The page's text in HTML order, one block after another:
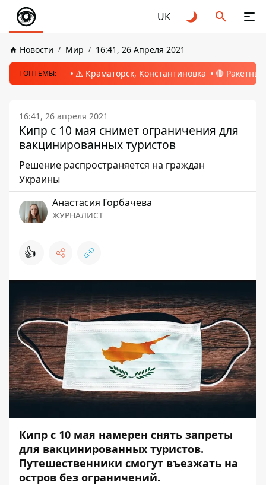
UK
Новости Мир 16:41, 26 Апреля 2021
ТОПТЕМЫ: ⚠️ Краматорск, Константиновка 🔴
16:41, 26 апреля 2021
Кипр с 10 мая снимет ограничения для
вакцинированных туристов
Решение распространяется на граждан
Украины
Анастасия Горбачева
ЖУРНАЛИСТ
👍
Кипр с 10 мая намерен снять запреты
для вакцинированных туристов.
Путешественники смогут въезжать на
остров без ограничений.